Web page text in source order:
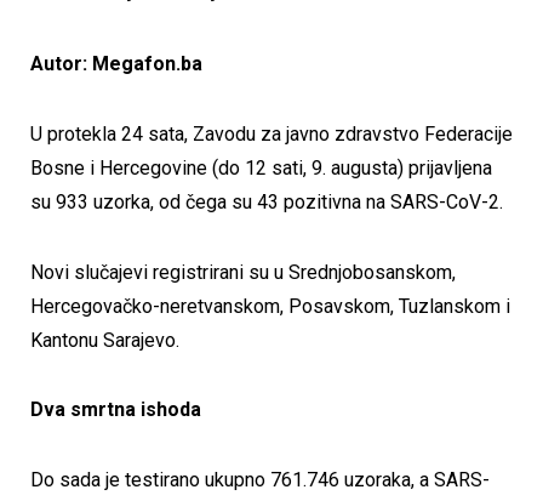
Autor: Megafon.ba
U protekla 24 sata, Zavodu za javno zdravstvo Federacije
Bosne i Hercegovine (do 12 sati, 9. augusta) prijavljena
su 933 uzorka, od čega su 43 pozitivna na SARS-CoV-2.
Novi slučajevi registrirani su u Srednjobosanskom,
Hercegovačko-neretvanskom, Posavskom, Tuzlanskom i
Kantonu Sarajevo.
Dva smrtna ishoda
Do sada je testirano ukupno 761.746 uzoraka, a SARS-